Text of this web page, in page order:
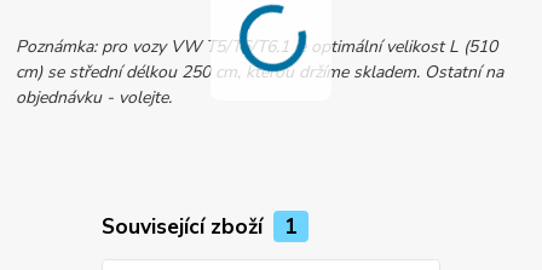
Poznámka: pro vozy VW T5/T6/T6.1 je optimální velikost L (510
cm) se střední délkou 250 cm, kterou držíme skladem. Ostatní na
objednávku - volejte.
Související zboží 1